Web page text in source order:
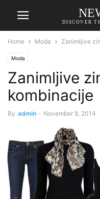
DISCOVER
Home Moda Zanimljive
Moda
Zanimljive
kombinacije
By admin - November 8, 2014